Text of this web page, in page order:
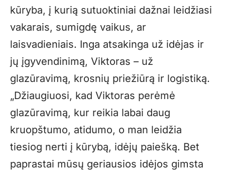
kūryba, į kurią sutuoktiniai dažnai leidžiasi
vakarais, sumigdę vaikus, ar
laisvadieniais. Inga atsakinga už idėjas ir
jų įgyvendinimą, Viktoras – už
glazūravimą, krosnių priežiūrą ir logistiką.
„Džiaugiuosi, kad Viktoras perėmė
glazūravimą, kur reikia labai daug
kruopštumo, atidumo, o man leidžia
tiesiog nerti į kūrybą, idėjų paiešką. Bet
paprastai mūsų geriausios idėjos gimsta